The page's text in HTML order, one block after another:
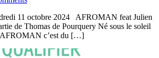
11 octobre 2024 AFROMAN feat Julien
de Thomas de Pourquery Né sous le soleil
AFROMAN c’est du […]